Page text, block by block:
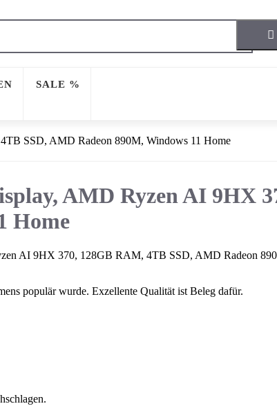
SALE %
SSD, AMD Radeon 890M, Windows 11 Home
AMD Ryzen AI 9HX
Home
AI 9HX 370, 128GB RAM, 4TB SSD, AMD Radeon
populär wurde. Exzellente Qualität ist Beleg dafür.